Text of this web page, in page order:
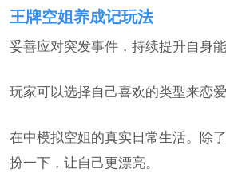
王牌空姐养成记玩法
妥善应对突发事件，持续提升自身能
玩家可以选择自己喜欢的类型来恋爱
在中模拟空姐的真实日常生活。除
扮一下，让自己更漂亮。